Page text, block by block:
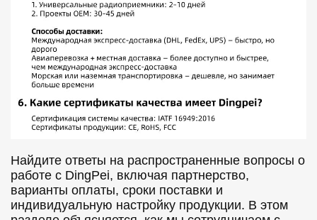
Найдите ответы на распространенные вопросы о
работе с DingPei, включая партнерство,
варианты оплаты, сроки поставки и
индивидуальную настройку продукции. В этом